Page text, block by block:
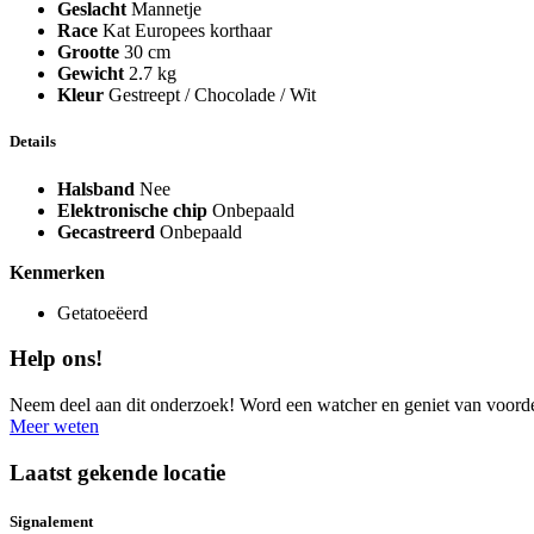
Geslacht Mannetje
Race Kat Europees korthaar
Grootte 30 cm
Gewicht 2.7 kg
Kleur Gestreept / Chocolade / Wit
Details
Halsband Nee
Elektronische chip Onbepaald
Gecastreerd Onbepaald
Kenmerken
Getatoeëerd
Help ons!
Neem deel aan dit onderzoek! Word een watcher en geniet van
Meer weten
Laatst gekende locatie
Signalement